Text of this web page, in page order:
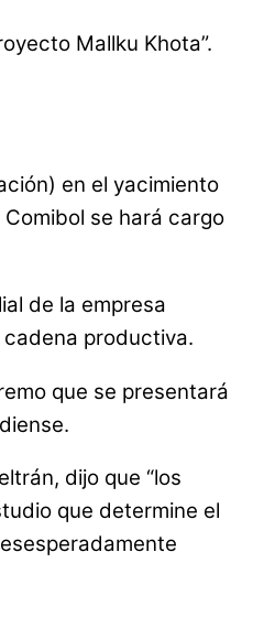
Mallku Khota”.
en el yacimiento
se hará cargo
de la empresa
productiva.
que se presentará
dijo que “los
que determine el